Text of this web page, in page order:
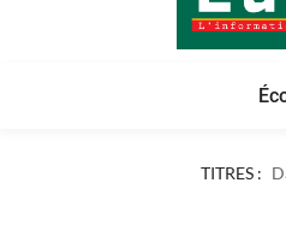
TITRES :